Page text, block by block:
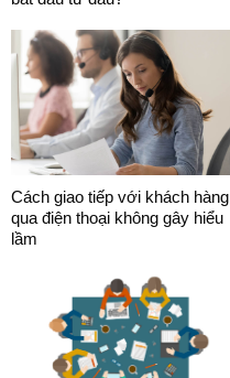
Cách giao tiếp với khách hàng
qua điện thoại không gây hiểu
lầm